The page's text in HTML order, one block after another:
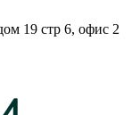
19 стр 6, офис 2